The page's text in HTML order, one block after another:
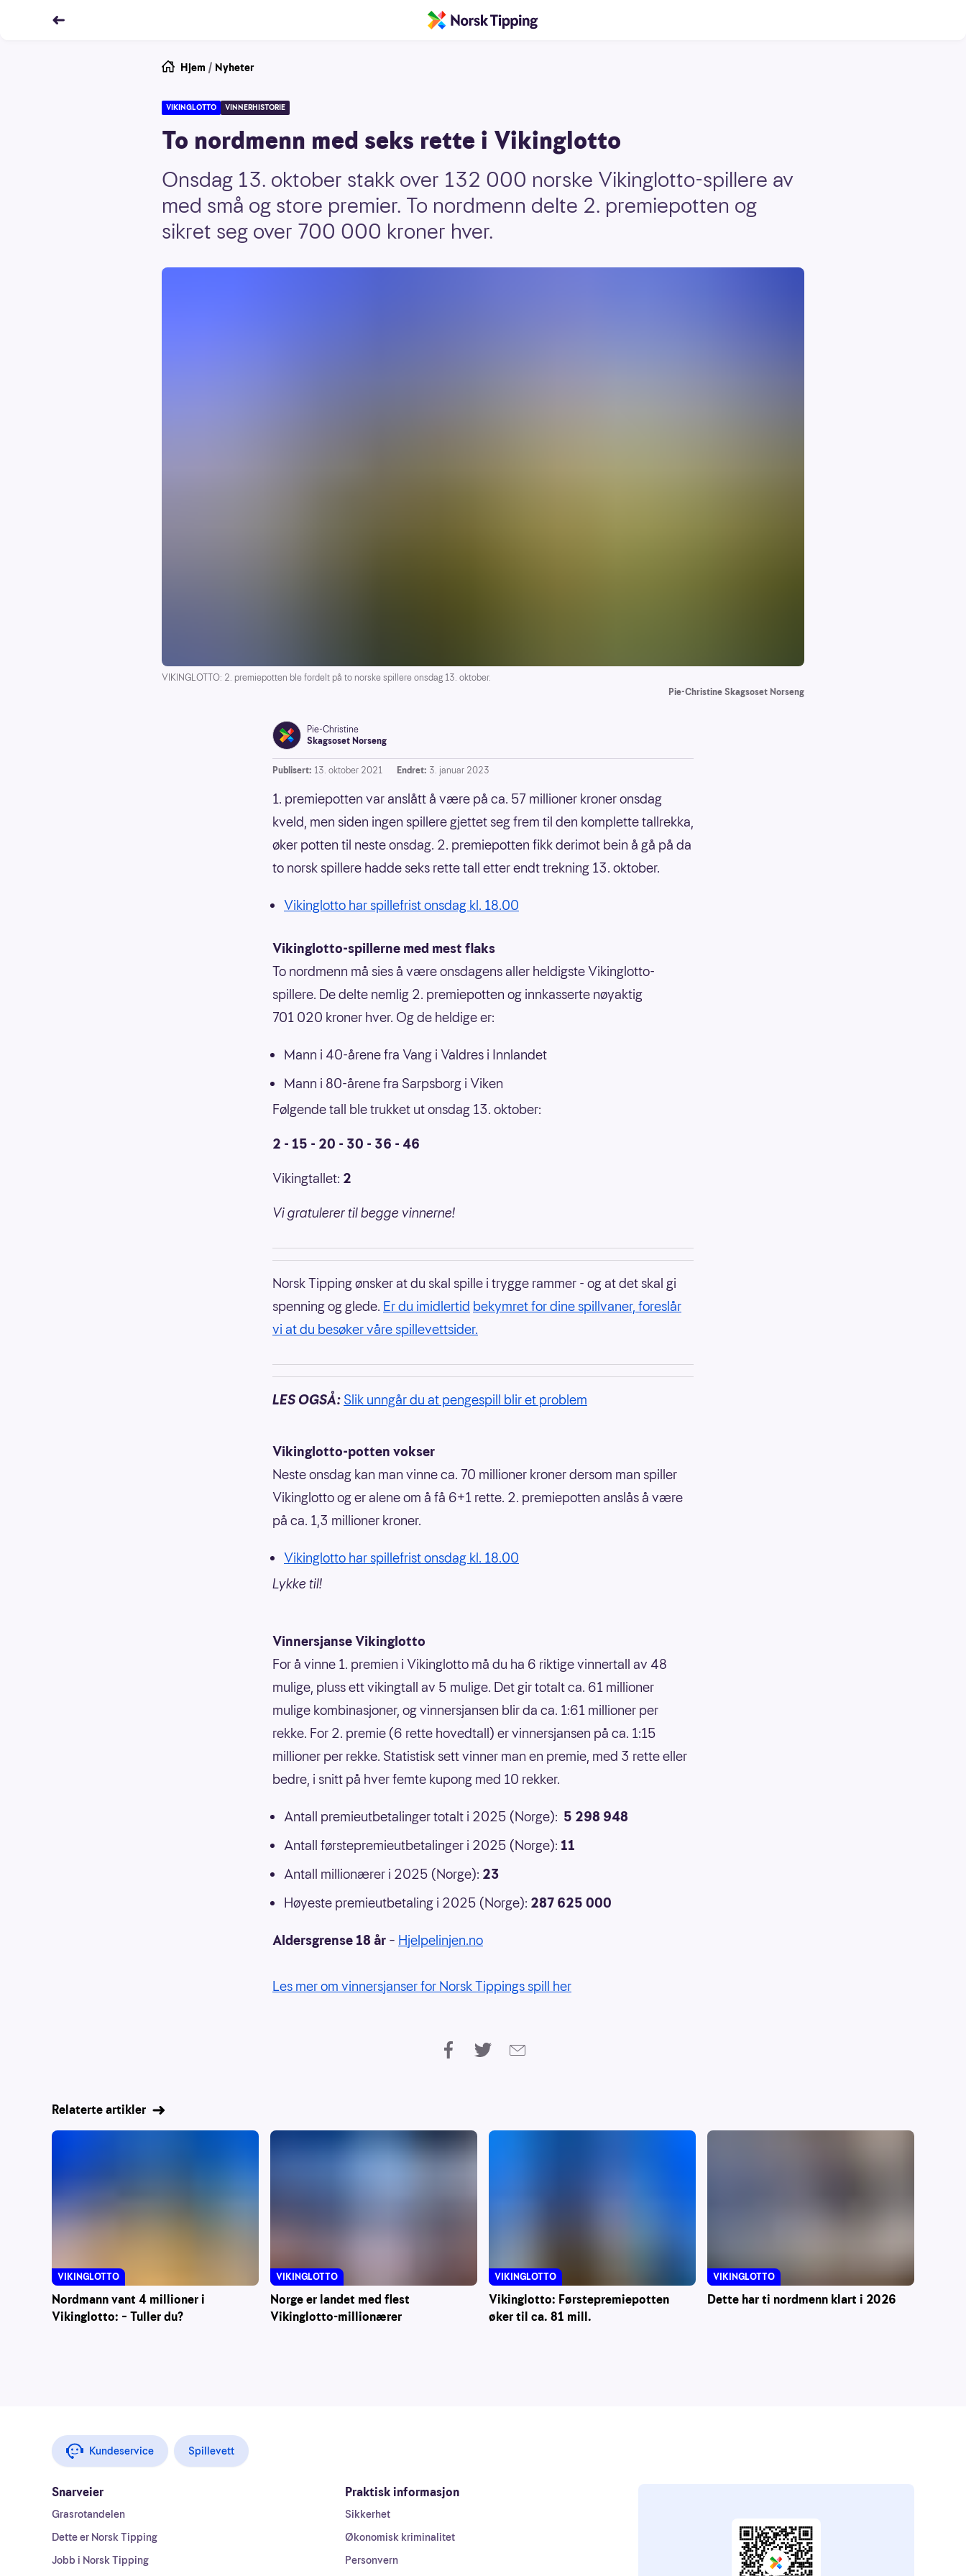
Hjem / Nyheter
VIKINGLOTTO VINNERHISTORIE
To nordmenn med seks rette i Vikinglotto
Onsdag 13. oktober stakk over 132 000 norske Vikinglotto-spillere av
med små og store premier. To nordmenn delte 2. premiepotten og
sikret seg over 700 000 kroner hver.
VIKINGLOTTO: 2. premiepotten ble fordelt på to norske spillere onsdag 13. oktober.
Pie-Christine Skagsoset Norseng
Pie-Christine
Skagsoset Norseng
Publisert: 13. oktober 2021 Endret: 3. januar 2023
1. premiepotten var anslått å være på ca. 57 millioner kroner onsdag
kveld, men siden ingen spillere gjettet seg frem til den komplette tallrekka,
øker potten til neste onsdag. 2. premiepotten fikk derimot bein å gå på da
to norsk spillere hadde seks rette tall etter endt trekning 13. oktober.
Vikinglotto har spillefrist onsdag kl. 18.00
Vikinglotto-spillerne med mest flaks
To nordmenn må sies å være onsdagens aller heldigste Vikinglotto-
spillere. De delte nemlig 2. premiepotten og innkasserte nøyaktig
701 020 kroner hver. Og de heldige er:
Mann i 40-årene fra Vang i Valdres i Innlandet
Mann i 80-årene fra Sarpsborg i Viken
Følgende tall ble trukket ut onsdag 13. oktober:
2 - 15 - 20 - 30 - 36 - 46
Vikingtallet: 2
Vi gratulerer til begge vinnerne!
Norsk Tipping ønsker at du skal spille i trygge rammer - og at det skal gi
spenning og glede. Er du imidlertid bekymret for dine spillvaner, foreslår
vi at du besøker våre spillevettsider.
LES OGSÅ: Slik unngår du at pengespill blir et problem
Vikinglotto-potten vokser
Neste onsdag kan man vinne ca. 70 millioner kroner dersom man spiller
Vikinglotto og er alene om å få 6+1 rette. 2. premiepotten anslås å være
på ca. 1,3 millioner kroner.
Vikinglotto har spillefrist onsdag kl. 18.00
Lykke til!
Vinnersjanse Vikinglotto
For å vinne 1. premien i Vikinglotto må du ha 6 riktige vinnertall av 48
mulige, pluss ett vikingtall av 5 mulige. Det gir totalt ca. 61 millioner
mulige kombinasjoner, og vinnersjansen blir da ca. 1:61 millioner per
rekke. For 2. premie (6 rette hovedtall) er vinnersjansen på ca. 1:15
millioner per rekke. Statistisk sett vinner man en premie, med 3 rette eller
bedre, i snitt på hver femte kupong med 10 rekker.
Antall premieutbetalinger totalt i 2025 (Norge): 5 298 948
Antall førstepremieutbetalinger i 2025 (Norge): 11
Antall millionærer i 2025 (Norge): 23
Høyeste premieutbetaling i 2025 (Norge): 287 625 000
Aldersgrense 18 år – Hjelpelinjen.no
Les mer om vinnersjanser for Norsk Tippings spill her
Relaterte artikler
Nordmann vant 4 millioner i
Vikinglotto: – Tuller du?
VIKINGLOTTO
Norge er landet med flest
Vikinglotto-millionærer
VIKINGLOTTO
Vikinglotto: Førstepremiepotten
øker til ca. 81 mill.
VIKINGLOTTO
Dette har ti nordmenn klart i 2026
VIKINGLOTTO
Kundeservice Spillevett
Snarveier
Grasrotandelen
Dette er Norsk Tipping
Jobb i Norsk Tipping
Praktisk informasjon
Sikkerhet
Økonomisk kriminalitet
Personvern